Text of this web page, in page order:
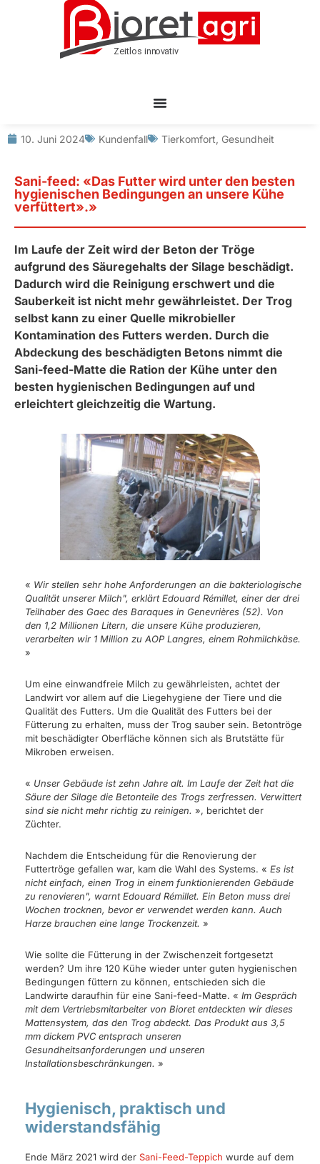
10. Juni 2024 Kundenfall Tierkomfort Gesundheit
Sani-feed: «Das Futter wird unter den besten
hygienischen Bedingungen an unsere Kühe
verfüttert».»
Im Laufe der Zeit wird der Beton der Tröge
aufgrund des Säuregehalts der Silage beschädigt.
Dadurch wird die Reinigung erschwert und die
Sauberkeit ist nicht mehr gewährleistet. Der Trog
selbst kann zu einer Quelle mikrobieller
Kontamination des Futters werden. Durch die
Abdeckung des beschädigten Betons nimmt die
Sani-feed-Matte die Ration der Kühe unter den
besten hygienischen Bedingungen auf und
erleichtert gleichzeitig die Wartung.
« Wir stellen sehr hohe Anforderungen an die bakteriologische
Qualität unserer Milch", erklärt Edouard Rémillet, einer der drei
Teilhaber des Gaec des Baraques in Genevrières (52). Von
den 1,2 Millionen Litern, die unsere Kühe produzieren,
verarbeiten wir 1 Million zu AOP Langres, einem Rohmilchkäse.
»
Um eine einwandfreie Milch zu gewährleisten, achtet der
Landwirt vor allem auf die Liegehygiene der Tiere und die
Qualität des Futters. Um die Qualität des Futters bei der
Fütterung zu erhalten, muss der Trog sauber sein. Betontröge
mit beschädigter Oberfläche können sich als Brutstätte für
Mikroben erweisen.
« Unser Gebäude ist zehn Jahre alt. Im Laufe der Zeit hat die
Säure der Silage die Betonteile des Trogs zerfressen. Verwittert
sind sie nicht mehr richtig zu reinigen. », berichtet der
Züchter.
Nachdem die Entscheidung für die Renovierung der
Futtertröge gefallen war, kam die Wahl des Systems. « Es ist
nicht einfach, einen Trog in einem funktionierenden Gebäude
zu renovieren", warnt Edouard Rémillet. Ein Beton muss drei
Wochen trocknen, bevor er verwendet werden kann. Auch
Harze brauchen eine lange Trockenzeit. »
Wie sollte die Fütterung in der Zwischenzeit fortgesetzt
werden? Um ihre 120 Kühe wieder unter guten hygienischen
Bedingungen füttern zu können, entschieden sich die
Landwirte daraufhin für eine Sani-feed-Matte. « Im Gespräch
mit dem Vertriebsmitarbeiter von Bioret entdeckten wir dieses
Mattensystem, das den Trog abdeckt. Das Produkt aus 3,5
mm dickem PVC entsprach unseren
Gesundheitsanforderungen und unseren
Installationsbeschränkungen. »
Hygienisch, praktisch und
widerstandsfähig
Ende März 2021 wird der Sani-Feed-Teppich wurde auf dem